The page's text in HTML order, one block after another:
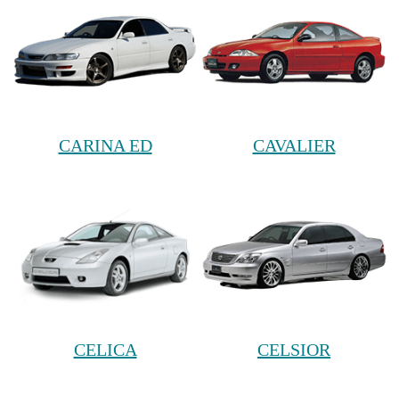
CARINA ED CAVALIER
CELICA CELSIOR